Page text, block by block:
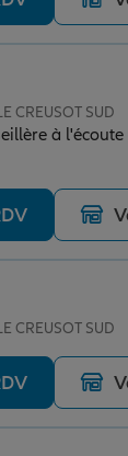
CREUSOT SUD
à
CREUSOT SUD